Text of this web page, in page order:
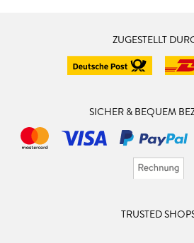
ZUGESTELLT
SICHER & BEQUEM
TRUSTED